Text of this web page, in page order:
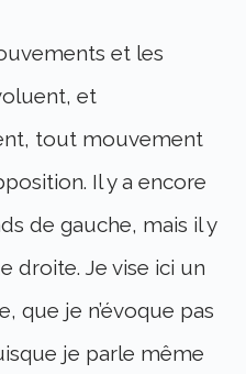
et les
et
tout mouvement
Il y a encore
de gauche, mais il y
droite. Je vise ici un
que je n’évoque pas
je parle même